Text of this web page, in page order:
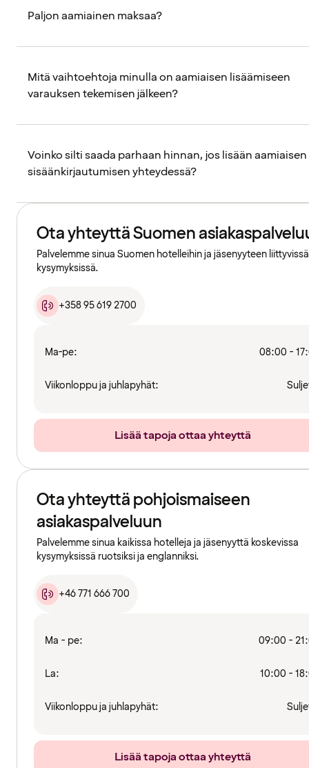
Paljon aamiainen maksaa?
Mitä vaihtoehtoja minulla on aamiaisen lisäämiseen
varauksen tekemisen jälkeen?
Voinko silti saada parhaan hinnan, jos lisään aamiaisen
sisäänkirjautumisen yhteydessä?
Ota yhteyttä Suomen
Palvelemme sinua Suomen hotelleihin ja jäsenyyteen liittyvissä
kysymyksissä.
+358 95 619 2700
Ma-pe: 08:00 -
Viikonloppu ja juhlapyhät:
Lisää tapoja ottaa yhteyttä
Ota yhteyttä pohjoismaiseen
asiakaspalveluun
Palvelemme sinua kaikissa hotelleja ja jäsenyyttä koskevissa
kysymyksissä ruotsiksi ja englanniksi.
+46 771 666 700
Ma - pe: 09:00 -
La: 10:00 -
Viikonloppu ja juhlapyhät:
Lisää tapoja ottaa yhteyttä